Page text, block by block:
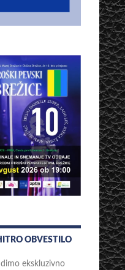
OBVESTILO
ekskluzivno